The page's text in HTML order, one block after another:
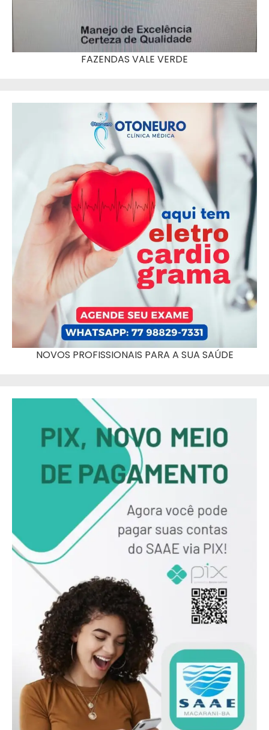
FAZENDAS VALE VERDE
NOVOS PROFISSIONAIS PARA A SUA SAÚDE